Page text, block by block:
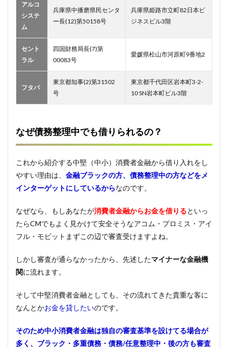
ー】
シス
テ
ム】
アルコ
システ
ム
兵庫県中播磨県民センタ
ー長(12)第50158号
兵庫県姫路市立町82日本ビ
ジネスビル3階
セント
ラル
四国財務局長(7)第
00083号
愛媛県松山市河原町9番地2
フタバ
東京都知事(2)第31502
号
東京都千代田区岩本町3-2-
10 SN岩本町ビル3階
なぜ債務整理中でも借りられるの？
これから紹介する中堅（中小）消費者金融から借り入れをし
やすい理由は、 金融ブラックの方、債務整理中の方などをメ
インターゲットにしているからなのです。
なぜなら、もしあなたが消費者金融からお金を借りるといっ
たらCMでもよく見かけて安全そうなアコム・プロミス・アイ
フル・モビットまずこの辺で審査受けますよね。
しかし審査が通らなかったから、先述したマイナーな金融機
関に流れます。
そして中堅消費者金融としても、その流れてきた貴重な客に
なんとかお金を貸したいのです。
そのため中小消費者金融は独自の審査基準を設けてる場合が
多く、ブラック・多重債務・債務/任意整理中・後の方も審査